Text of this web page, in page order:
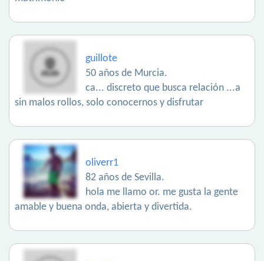
guillote
50 años de Murcia.
ca... discreto que busca relación ...a
sin malos rollos, solo conocernos y disfrutar
oliverr1
82 años de Sevilla.
hola me llamo or. me gusta la gente
amable y buena onda, abierta y divertida.